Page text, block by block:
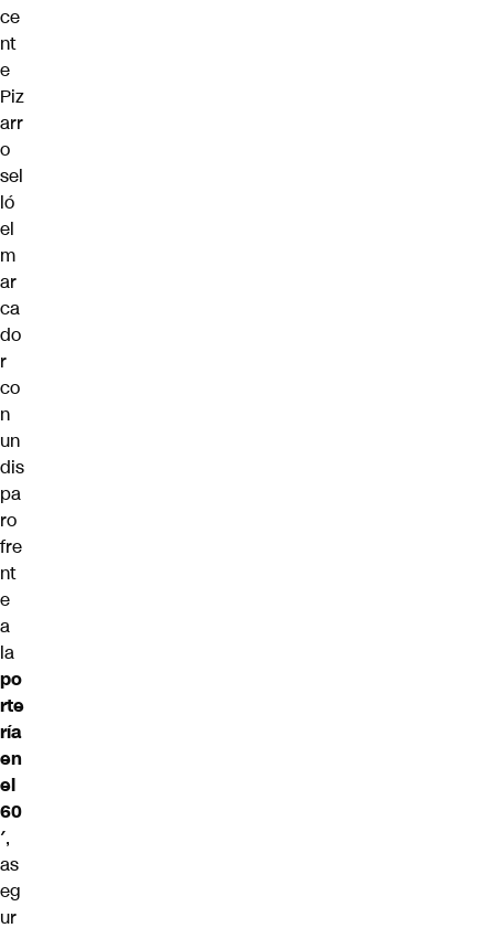
ce
nt
e
Piz
arr
o
sel
ló
el
m
ar
ca
do
r
co
n
un
dis
pa
ro
fre
nt
e
a
la
po
rte
ría
en
el
60
′,
as
eg
ur